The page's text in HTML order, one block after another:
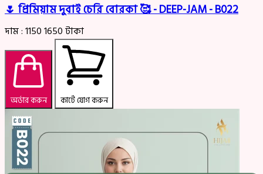
🌷 প্রিমিয়াম দুবাই চেরি বোরকা 🥰 - DEEP-JAM - B022
দাম :11501650টাকা
অর্ডার করুন কার্টে যোগ করুন